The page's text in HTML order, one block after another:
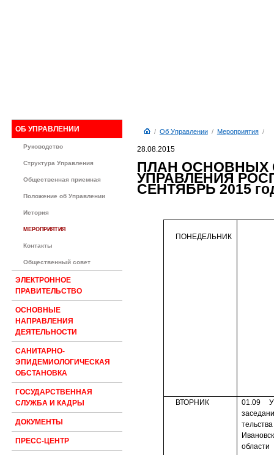
ОБ УПРАВЛЕНИИ
Руководство
Структура Управления
Общественная приемная
Положение об Управлении
История
МЕРОПРИЯТИЯ
Контакты
Общественный совет
ЭЛЕКТРОННОЕ
ПРАВИТЕЛЬСТВО
ОСНОВНЫЕ
НАПРАВЛЕНИЯ
ДЕЯТЕЛЬНОСТИ
САНИТАРНО-
ЭПИДЕМИОЛОГИЧЕСКАЯ
ОБСТАНОВКА
ГОСУДАРСТВЕННАЯ
СЛУЖБА И КАДРЫ
ДОКУМЕНТЫ
ПРЕСС-ЦЕНТР
/ Об Управлении/ Мероприятия/
28.08.2015
ПЛАН ОСНОВНЫХ
УПРАВЛЕНИЯ
СЕНТЯБРЬ 2015
ПОНЕДЕЛЬНИК
ВТОРНИК
01.09
тельства
области